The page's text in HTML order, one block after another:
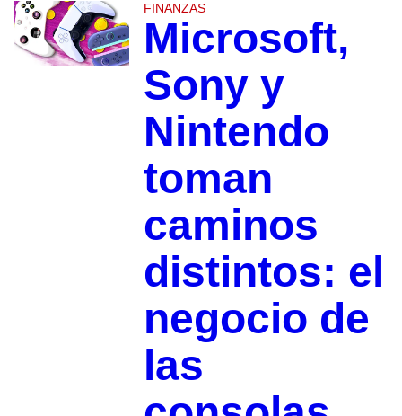
FINANZAS
Microsoft,
Sony y
Nintendo
toman
caminos
distintos: el
negocio de
las